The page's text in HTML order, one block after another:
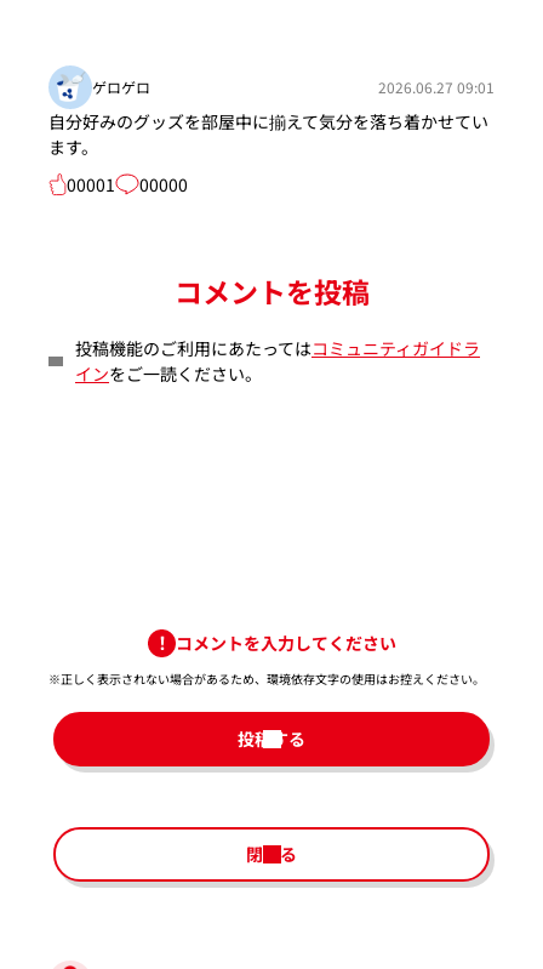
ゲロゲロ 2026.06.27 09:01
自分好みのグッズを部屋中に揃えて気分を落ち着かせてい
ます。
00001
00000
コメントを投稿
投稿機能のご利用にあたってはコミュニティガイドラ
インをご一読ください。
コメントを入力してください
※正しく表示されない場合があるため、環境依存文字の使用はお控えください。​
投稿する
閉じる